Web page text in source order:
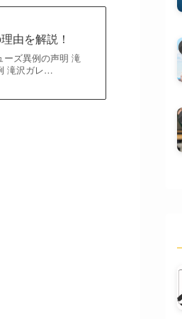
由を解説！
ーズ異例の声明 滝
滝沢ガレ…